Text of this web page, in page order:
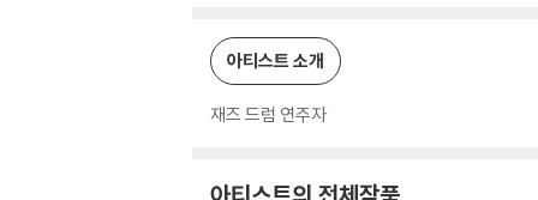
아티스트 소개
재즈 드럼 연주자